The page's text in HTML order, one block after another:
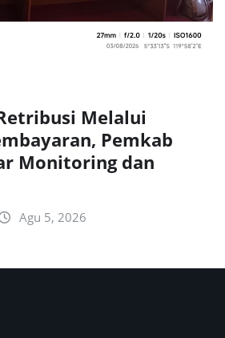
Melalui
Pemkab
Monitoring dan
Agu 5, 2026